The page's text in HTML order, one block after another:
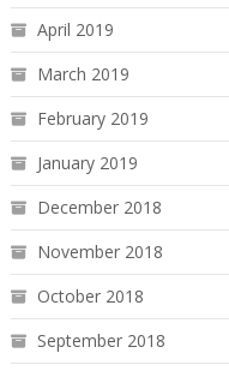
April 2019
March 2019
February 2019
January 2019
December 2018
November 2018
October 2018
September 2018